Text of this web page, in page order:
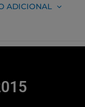
ADICIONAL